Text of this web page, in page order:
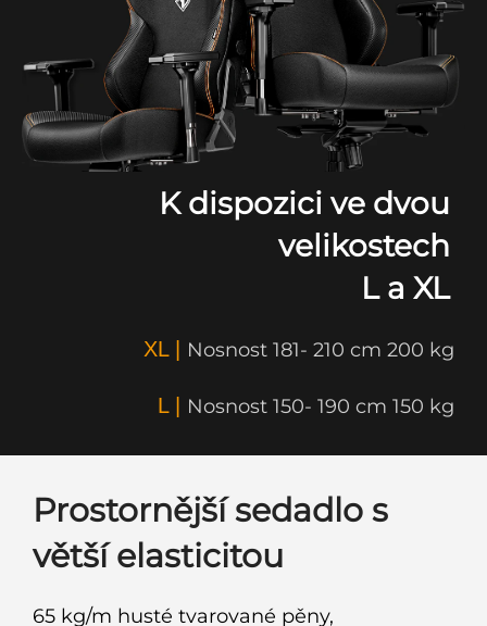
K dispozici ve dvou
velikostech
L a XL
XL | Nosnost 181- 210 cm 200 kg
L | Nosnost 150- 190 cm 150 kg
Prostornější sedadlo s
větší elasticitou
65 kg/m husté tvarované pěny,